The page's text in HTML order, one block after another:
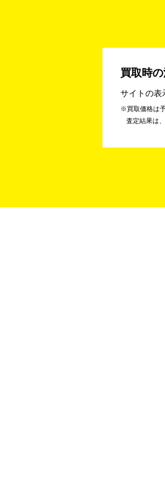
買取時
サイトの表
買取価格は
査定結果は